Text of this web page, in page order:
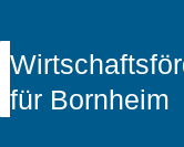
für Bornheim